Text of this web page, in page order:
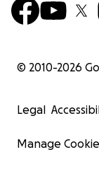
© 2010-2026
Legal
Manage